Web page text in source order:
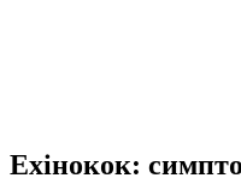
Ехінокок: